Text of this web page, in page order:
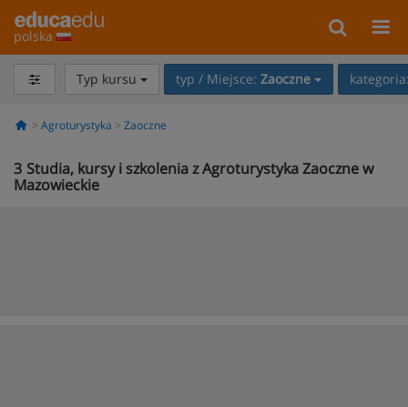
polska
Typ kursu typ / Miejsce: Zaoczne
Agroturystyka Zaoczne
3 Studia, kursy i szkolenia z Agroturystyka Zaoczne w
Mazowieckie